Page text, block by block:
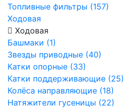
Топливные фильтры (157)
Ходовая
Ходовая
Башмаки (1)
Звезды приводные (40)
Катки опорные (33)
Катки поддерживающие (25)
Колёса направляющие (18)
Натяжители гусеницы (22)